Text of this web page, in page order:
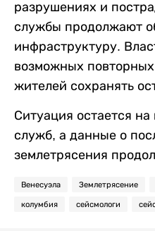
разрушениях и
службы продолжают
инфраструктуру.
возможных
жителей сохранять
Ситуация остается
служб, а данные о
землетрясения
Венесуэла Землетрясение
колумбия сейсмологи